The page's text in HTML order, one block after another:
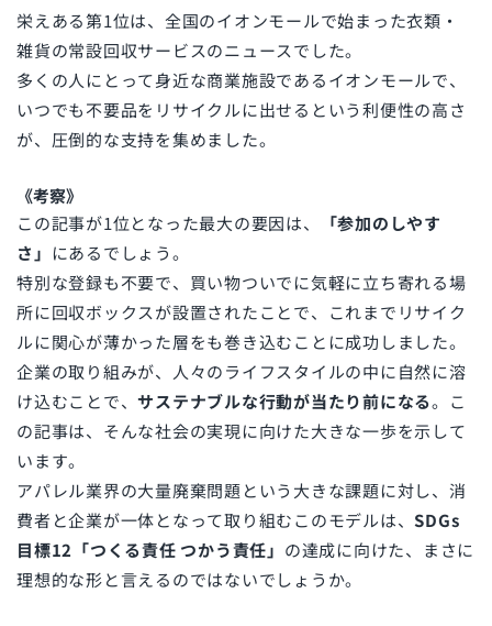
栄えある第1位は、全国のイオンモールで始まった衣類・
雑貨の常設回収サービスのニュースでした。
多くの人にとって身近な商業施設であるイオンモールで、
いつでも不要品をリサイクルに出せるという利便性の高さ
が、圧倒的な支持を集めました。
《考察》
この記事が1位となった最大の要因は、
「参加のしやす
さ」 にあるでしょう。
特別な登録も不要で、買い物ついでに気軽に立ち寄れる場
所に回収ボックスが設置されたことで、これまでリサイク
ルに関心が薄かった層をも巻き込むことに成功しました。
企業の取り組みが、人々のライフスタイルの中に自然に溶
け込むことで、サステナブルな行動が当たり前になる。こ
の記事は、そんな社会の実現に向けた大きな一歩を示して
います。
アパレル業界の大量廃棄問題という大きな課題に対し、消
費者と企業が一体となって取り組むこのモデルは、SDGs
目標12「つくる責任 つかう責任」 の達成に向けた、まさに
理想的な形と言えるのではないでしょうか。